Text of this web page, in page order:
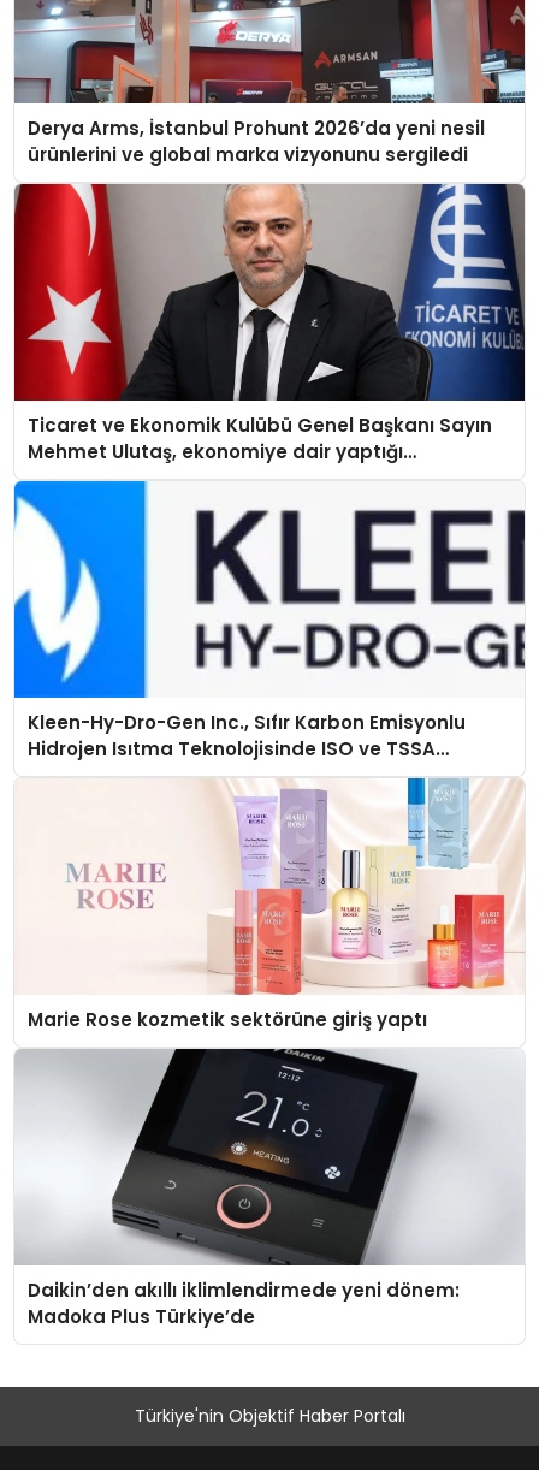
Derya Arms, İstanbul Prohunt 2026’da yeni nesil
ürünlerini ve global marka vizyonunu sergiledi
Ticaret ve Ekonomik Kulübü Genel Başkanı Sayın
Mehmet Ulutaş, ekonomiye dair yaptığı
açıklamada şunları kaydetti:
Kleen-Hy-Dro-Gen Inc., Sıfır Karbon Emisyonlu
Hidrojen Isıtma Teknolojisinde ISO ve TSSA
Düzenleyici Onaylarını Aldı
Marie Rose kozmetik sektörüne giriş yaptı
Daikin’den akıllı iklimlendirmede yeni dönem:
Madoka Plus Türkiye’de
Türkiye'nin Objektif Haber Portalı